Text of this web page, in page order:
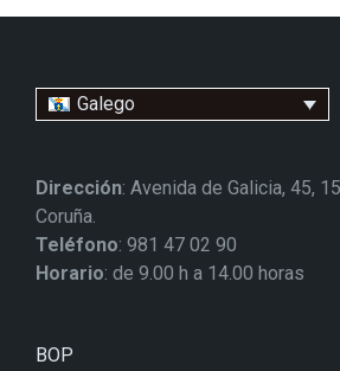
Galego
Dirección: Avenida de Galicia, 45,
Coruña.
Teléfono: 981 47 02 90
Horario: de 9.00 h a 14.00 horas
BOP